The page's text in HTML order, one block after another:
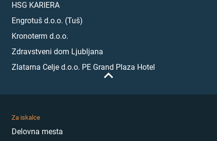
HSG KARIERA
Engrotuš d.o.o. (Tuš)
Kronoterm d.o.o.
Zdravstveni dom Ljubljana
Zlatarna Celje d.o.o. PE Grand Plaza Hotel
Za iskalce
Delovna mesta